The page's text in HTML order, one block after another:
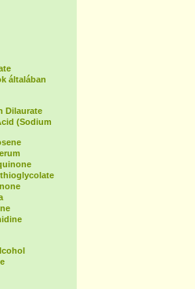
általában
Dilaurate
(Sodium